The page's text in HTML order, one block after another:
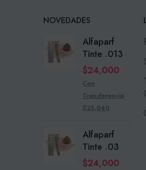
NOVEDADES
Alfaparf
Tinte .013
$24,000
Con
Transferencia
$23,040
Alfaparf
Tinte .03
$24,000